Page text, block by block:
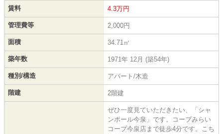
賃料 4.3万円
管理費等 2,000円
面積 34.71㎡
築年数 1971年 12月 (築54年)
種別/構造 アパート/木造
階建 2階建
ぜひ一度見ていただきたい、「シャ
ンポール今泉」です。コープみらい
コープ今泉店まで徒歩4分です。こち